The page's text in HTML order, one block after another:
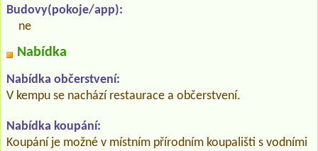
Budovy(pokoje/app):
ne
Nabídka
Nabídka občerstvení:
V kempu se nachází restaurace a občerstvení.
Nabídka koupání:
Koupání je možné v místním přírodním koupališti s vodními